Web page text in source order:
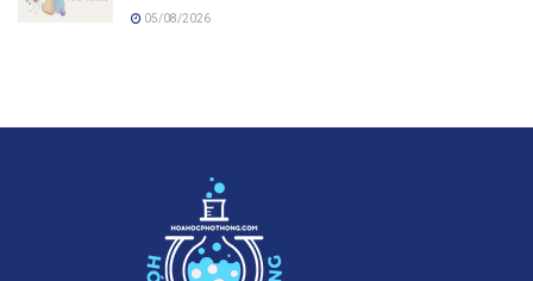
05/08/2026